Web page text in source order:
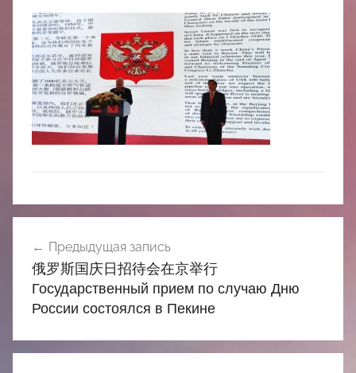
文
化
中
по
записям
Предыдущая запись
俄罗斯国庆日招待会在京举行
Государственный прием по случаю Дню
России состоялся в Пекине